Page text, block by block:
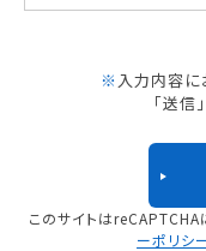
※ 入力内容に
「送信
このサイトはreCAPTCHA
ーポリシ